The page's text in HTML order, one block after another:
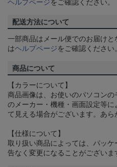
ヘルプページをご確認ください。
配送方法について
一部商品はメール便でのお届けと
はヘルプページをご確認ください。
商品について
【カラーについて】
商品画像は、お使いのパソコン
のメーカー・機種・画面設定等
て見える場合がございます。あら
【仕様について】
取り扱い商品によっては、パッ
告なく変更になることがございま